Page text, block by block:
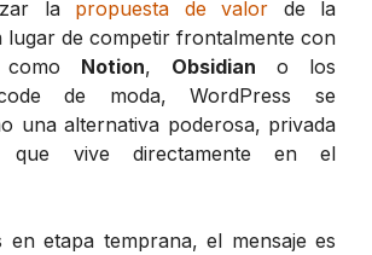
la propuesta de valor de la
lugar de competir frontalmente con
como Notion, Obsidian o los
de moda, WordPress se
una alternativa poderosa, privada
que vive directamente en el
en etapa temprana, el mensaje es